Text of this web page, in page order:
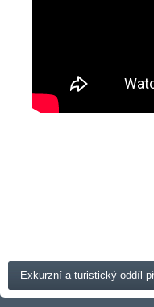
Exkurzní a turistický oddíl